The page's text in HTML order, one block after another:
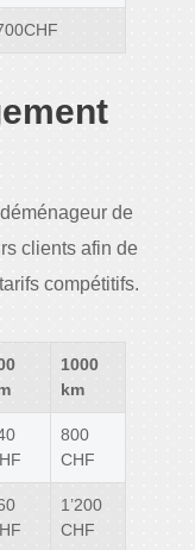
de
clients afin de
compétitifs.
1000
km
800
CHF
1’200
CHF